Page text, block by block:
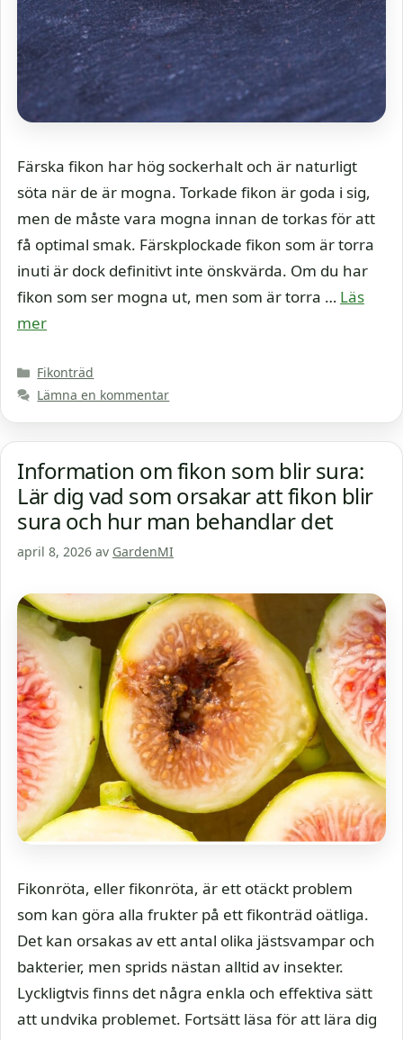
Färska fikon har hög sockerhalt och är naturligt
söta när de är mogna. Torkade fikon är goda i sig,
men de måste vara mogna innan de torkas för att
få optimal smak. Färskplockade fikon som är torra
inuti är dock definitivt inte önskvärda. Om du har
fikon som ser mogna ut, men som är torra … Läs
mer
Kategorier
Fikonträd
Lämna en kommentar
Information om fikon som blir sura:
Lär dig vad som orsakar att fikon blir
sura och hur man behandlar det
april 8, 2026 av GardenMI
Fikonröta, eller fikonröta, är ett otäckt problem
som kan göra alla frukter på ett fikonträd oätliga.
Det kan orsakas av ett antal olika jästsvampar och
bakterier, men sprids nästan alltid av insekter.
Lyckligtvis finns det några enkla och effektiva sätt
att undvika problemet. Fortsätt läsa för att lära dig